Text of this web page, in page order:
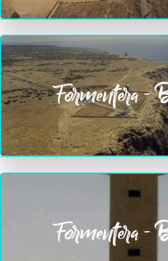
Formentera -
Formentera -